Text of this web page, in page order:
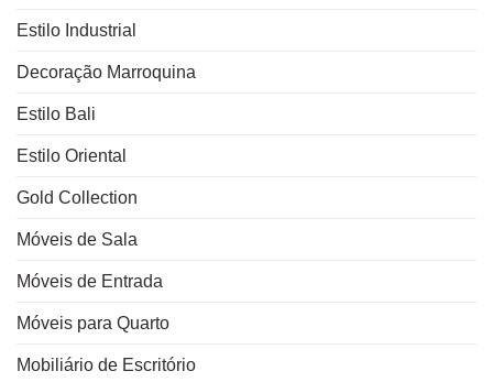
Estilo Industrial
Decoração Marroquina
Estilo Bali
Estilo Oriental
Gold Collection
Móveis de Sala
Móveis de Entrada
Móveis para Quarto
Mobiliário de Escritório